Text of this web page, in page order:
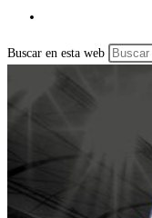
Buscar en esta web